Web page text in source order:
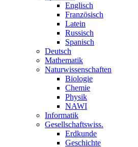
Englisch
Französisch
Latein
Russisch
Spanisch
Deutsch
Mathematik
Naturwissenschaften
Biologie
Chemie
Physik
NAWI
Informatik
Gesellschaftswiss.
Erdkunde
Geschichte